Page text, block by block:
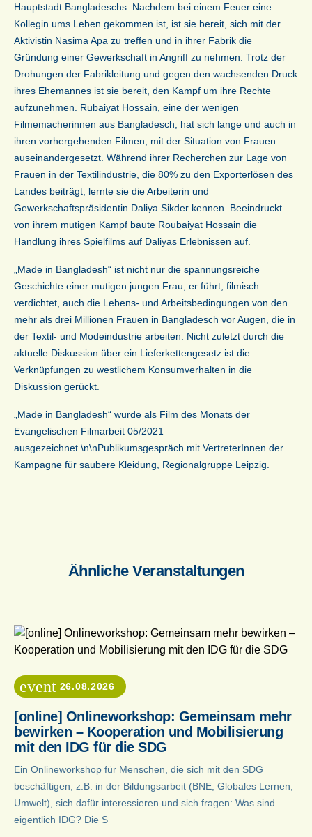
Hauptstadt Bangladeschs. Nachdem bei einem Feuer eine
Kollegin ums Leben gekommen ist, ist sie bereit, sich mit der
Aktivistin Nasima Apa zu treffen und in ihrer Fabrik die
Gründung einer Gewerkschaft in Angriff zu nehmen. Trotz der
Drohungen der Fabrikleitung und gegen den wachsenden Druck
ihres Ehemannes ist sie bereit, den Kampf um ihre Rechte
aufzunehmen. Rubaiyat Hossain, eine der wenigen
Filmemacherinnen aus Bangladesch, hat sich lange und auch in
ihren vorhergehenden Filmen, mit der Situation von Frauen
auseinandergesetzt. Während ihrer Recherchen zur Lage von
Frauen in der Textilindustrie, die 80% zu den Exporterlösen des
Landes beiträgt, lernte sie die Arbeiterin und
Gewerkschaftspräsidentin Daliya Sikder kennen. Beeindruckt
von ihrem mutigen Kampf baute Roubaiyat Hossain die
Handlung ihres Spielfilms auf Daliyas Erlebnissen auf.
„Made in Bangladesh“ ist nicht nur die spannungsreiche
Geschichte einer mutigen jungen Frau, er führt, filmisch
verdichtet, auch die Lebens- und Arbeitsbedingungen von den
mehr als drei Millionen Frauen in Bangladesch vor Augen, die in
der Textil- und Modeindustrie arbeiten. Nicht zuletzt durch die
aktuelle Diskussion über ein Lieferkettengesetz ist die
Verknüpfungen zu westlichem Konsumverhalten in die
Diskussion gerückt.
„Made in Bangladesh“ wurde als Film des Monats der
Evangelischen Filmarbeit 05/2021
ausgezeichnet.\n\nPublikumsgespräch mit VertreterInnen der
Kampagne für saubere Kleidung, Regionalgruppe Leipzig.
Ähnliche Veranstaltungen
event 26.08.2026
[online] Onlineworkshop: Gemeinsam mehr
bewirken – Kooperation und Mobilisierung
mit den IDG für die SDG
Ein Onlineworkshop für Menschen, die sich mit den SDG
beschäftigen, z.B. in der Bildungsarbeit (BNE, Globales Lernen,
Umwelt), sich dafür interessieren und sich fragen: Was sind
eigentlich IDG? Die S